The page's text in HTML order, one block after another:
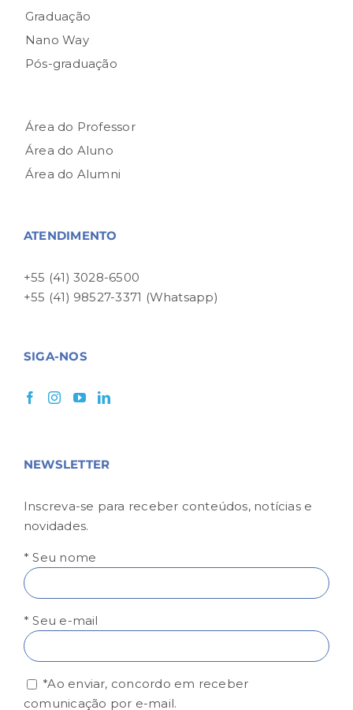
Graduação
Nano Way
Pós-graduação
Área do Professor
Área do Aluno
Área do Alumni
ATENDIMENTO
+55 (41) 3028-6500
+55 (41) 98527-3371 (Whatsapp)
SIGA-NOS
NEWSLETTER
Inscreva-se para receber conteúdos, notícias e
novidades.
* Seu nome
* Seu e-mail
*Ao enviar, concordo em receber
comunicação por e-mail.